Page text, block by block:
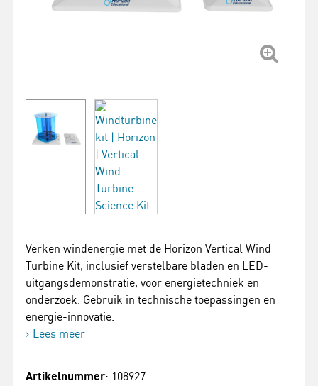
Verken windenergie met de Horizon Vertical Wind
Turbine Kit, inclusief verstelbare bladen en LED-
uitgangsdemonstratie, voor energietechniek en
onderzoek. Gebruik in technische toepassingen en
energie-innovatie.
Lees meer
Artikelnummer: 108927